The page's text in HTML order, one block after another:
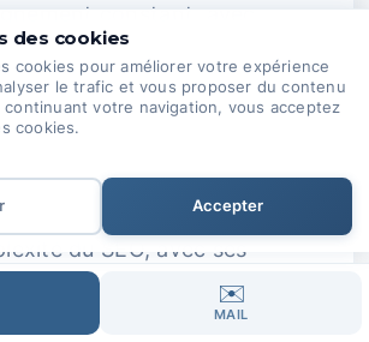
constant, avec
réguliers et un suivi des
afin de garantir des
et une
continue.
Service de Votre Réussite
du SEO, avec ses
fréquents
et la nécessité de
✉️
MAIL
des cookies
cookies pour améliorer votre expérience
le trafic et vous proposer du contenu
continuant votre navigation, vous acceptez
cookies.
Accepter